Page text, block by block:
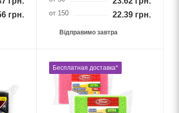
грн. от 150 22.39 грн.
Відправимо завтра
Бесплатная доставка*